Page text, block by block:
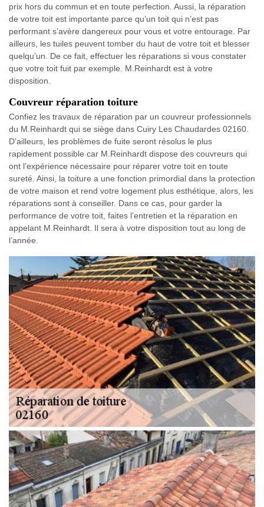
prix hors du commun et en toute perfection. Aussi, la réparation
de votre toit est importante parce qu’un toit qui n’est pas
performant s’avère dangereux pour vous et votre entourage. Par
ailleurs, les tuiles peuvent tomber du haut de votre toit et blesser
quelqu’un. De ce fait, effectuer les réparations si vous constater
que votre toit fuit par exemple. M.Reinhardt est à votre
disposition.
Couvreur réparation toiture
Confiez les travaux de réparation par un couvreur professionnels
du M.Reinhardt qui se siège dans Cuiry Les Chaudardes 02160.
D’ailleurs, les problèmes de fuite seront résolus le plus
rapidement possible car M.Reinhardt dispose des couvreurs qui
ont l’expérience nécessaire pour réparer votre toit en toute
sureté. Ainsi, la toiture a une fonction primordial dans la protection
de votre maison et rend votre logement plus esthétique, alors, les
réparations sont à conseiller. Dans ce cas, pour garder la
performance de votre toit, faites l’entretien et la réparation en
appelant M.Reinhardt. Il sera à votre disposition tout au long de
l’année.